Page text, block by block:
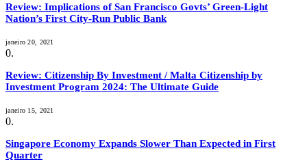
Review: Implications of San Francisco Govts’ Green-Light
Nation’s First City-Run Public Bank
janeiro 20, 2021
Review: Citizenship By Investment / Malta Citizenship by
Investment Program 2024: The Ultimate Guide
janeiro 15, 2021
Singapore Economy Expands Slower Than Expected in First
Quarter